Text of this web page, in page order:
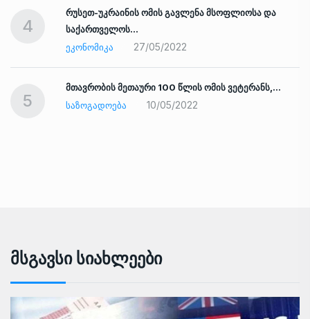
4
რუსეთ-უკრაინის ომის გავლენა მსოფლიოსა და
საქართველოს…
ᲔᲙᲝᲜᲝᲛᲘᲙᲐ
27/05/2022
5
მთავრობის მეთაური 100 წლის ომის ვეტერანს,…
ᲡᲐᲖᲝᲒᲐᲓᲝᲔᲑᲐ
10/05/2022
Მსგავსი Სიახლეები